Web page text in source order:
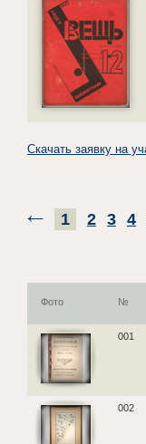
Скачать заявку на
1 2 3 4
Фото №
001
002